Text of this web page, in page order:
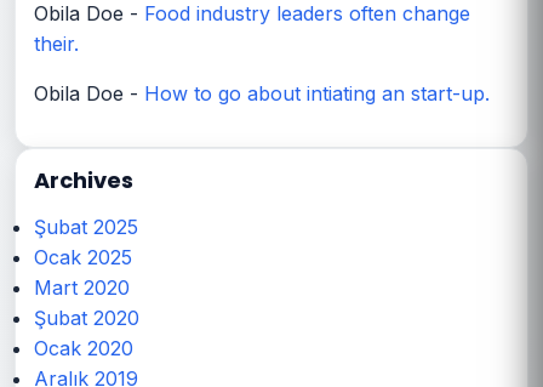
Obila Doe - Food industry leaders often change
their.
Obila Doe - How to go about intiating an start-up.
Archives
Şubat 2025
Ocak 2025
Mart 2020
Şubat 2020
Ocak 2020
Aralık 2019